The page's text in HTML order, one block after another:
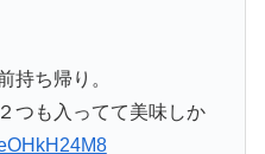
持ち帰り。
つも入ってて美味しか